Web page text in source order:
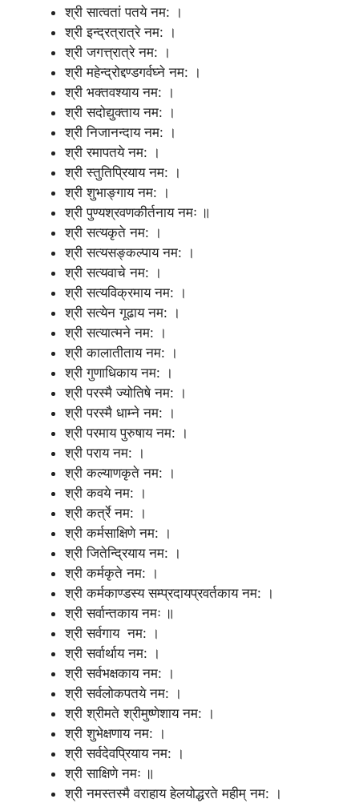
श्री सात्वतां पतये नम: ।
श्री इन्द्रत्रात्रे नम: ।
श्री जगत्त्रात्रे नम: ।
श्री महेन्द्रोद्दण्डगर्वघ्ने नम: ।
श्री भक्तवश्याय नम: ।
श्री सदोद्युक्ताय नम: ।
श्री निजानन्दाय नम: ।
श्री रमापतये नम: ।
श्री स्तुतिप्रियाय नम: ।
श्री शुभाङ्गाय नम: ।
श्री पुण्यश्रवणकीर्तनाय नमः ॥
श्री सत्यकृते नम: ।
श्री सत्यसङ्कल्पाय नम: ।
श्री सत्यवाचे नम: ।
श्री सत्यविक्रमाय नम: ।
श्री सत्येन गूढाय नम: ।
श्री सत्यात्मने नम: ।
श्री कालातीताय नम: ।
श्री गुणाधिकाय नम: ।
श्री परस्मै ज्योतिषे नम: ।
श्री परस्मै धाम्ने नम: ।
श्री परमाय पुरुषाय नम: ।
श्री पराय नम: ।
श्री कल्याणकृते नम: ।
श्री कवये नम: ।
श्री कर्त्रे नम: ।
श्री कर्मसाक्षिणे नम: ।
श्री जितेन्द्रियाय नम: ।
श्री कर्मकृते नम: ।
श्री कर्मकाण्डस्य सम्प्रदायप्रवर्तकाय नम: ।
श्री सर्वान्तकाय नमः ॥
श्री सर्वगाय नम: ।
श्री सर्वार्थाय नम: ।
श्री सर्वभक्षकाय नम: ।
श्री सर्वलोकपतये नम: ।
श्री श्रीमते श्रीमुष्णेशाय नम: ।
श्री शुभेक्षणाय नम: ।
श्री सर्वदेवप्रियाय नम: ।
श्री साक्षिणे नमः ॥
श्री नमस्तस्मै वराहाय हेलयोद्धरते महीम् नम: ।